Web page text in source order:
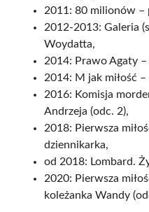
2011: 80 milionów –
2012-2013: Galeria
Woydatta,
2014: Prawo Agaty
2014: M jak miłość
2016: Komisja
Andrzeja (odc. 2),
2018: Pierwsza
dziennikarka,
od 2018: Lombard.
2020: Pierwsza
koleżanka Wandy